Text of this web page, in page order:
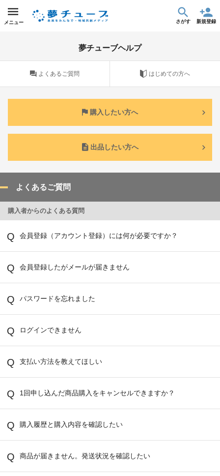
メニュー さがす 新規登録
夢チューブヘルプ
よくあるご質問 はじめての方へ
購入したい方へ
出品したい方へ
よくあるご質問
購入者からのよくある質問
会員登録（アカウント登録）には何が必要ですか？
会員登録したがメールが届きません
パスワードを忘れました
ログインできません
支払い方法を教えてほしい
1回申し込んだ商品購入をキャンセルできますか？
購入履歴と購入内容を確認したい
商品が届きません。発送状況を確認したい